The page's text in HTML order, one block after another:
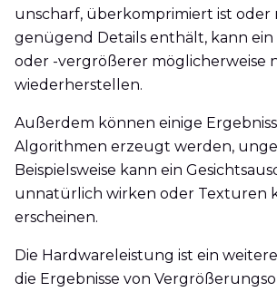
unscharf, überkomprimiert ist oder
genügend Details enthält, kann ein
oder -vergrößerer möglicherweise
wiederherstellen.
Außerdem können einige
Algorithmen erzeugt werden,
Beispielsweise kann ein
unnatürlich wirken oder Texturen
erscheinen.
Die Hardwareleistung ist ein
die Ergebnisse von